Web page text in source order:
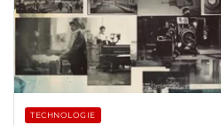
TECHNOLOGIE